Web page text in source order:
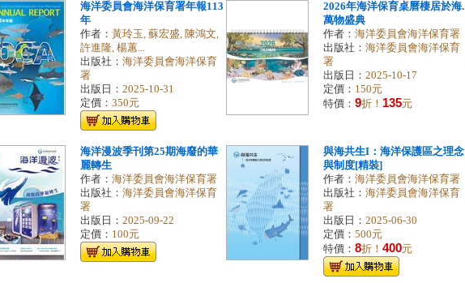
海洋委員會海洋保育署年報113
年
作者： 黃玲玉, 蘇宏盛, 陳鴻文,
許進隆, 楊蕙...
出版社： 海洋委員會海洋保育
署
出版日： 2025-10-31
定價： 350元
2026年海洋保育桌曆棲居於海.
萬物盛典
作者： 海洋委員會海洋保育署
出版社： 海洋委員會海洋保育
署
出版日： 2025-10-17
定價： 150元
特價： 9折！ 135元
海洋漫波季刊第25期海廢的華
麗轉生
作者： 海洋委員會海洋保育署
出版社： 海洋委員會海洋保育
署
出版日： 2025-09-22
定價： 100元
與海共生I：海洋保護區之理念
與制度[精裝]
作者： 海洋委員會海洋保育署
出版社： 海洋委員會海洋保育
署
出版日： 2025-06-30
定價： 500元
特價： 8折！ 400元